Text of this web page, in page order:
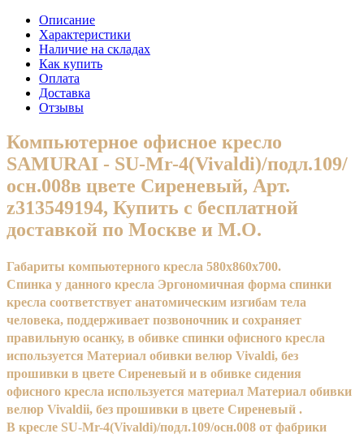
Описание
Характеристики
Наличие на складах
Как купить
Оплата
Доставка
Отзывы
Компьютерное офисное кресло
SAMURAI - SU-Mr-4(Vivaldi)/подл.109/
осн.008в цвете Сиреневый, Арт.
z313549194, Купить с бесплатной
доставкой по Москве и М.О.
Габариты компьютерного кресла 580x860x700.
Спинка у данного кресла Эргономичная форма спинки
кресла соответствует анатомическим изгибам тела
человека, поддерживает позвоночник и сохраняет
правильную осанку, в обивке спинки офисного кресла
используется Материал обивки велюр Vivaldi, без
прошивки в цвете Сиреневый и в обивке сидения
офисного кресла используется материал Материал обивки
велюр Vivaldii, без прошивки в цвете Сиреневый .
В кресле SU-Mr-4(Vivaldi)/подл.109/осн.008 от фабрики